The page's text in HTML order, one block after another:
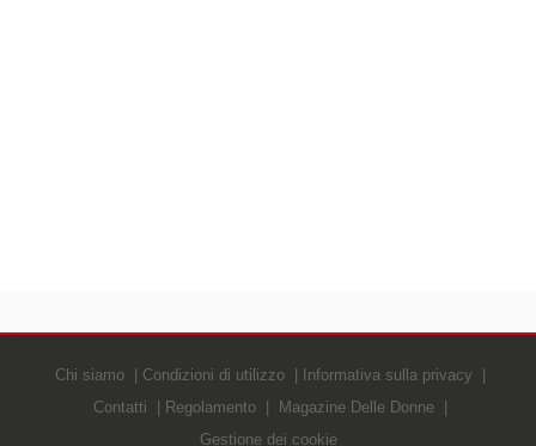
Chi siamo Condizioni di utilizzo
Informativa sulla privacy
Contatti
Regolamento
Magazine Delle Donne
Gestione dei cookie